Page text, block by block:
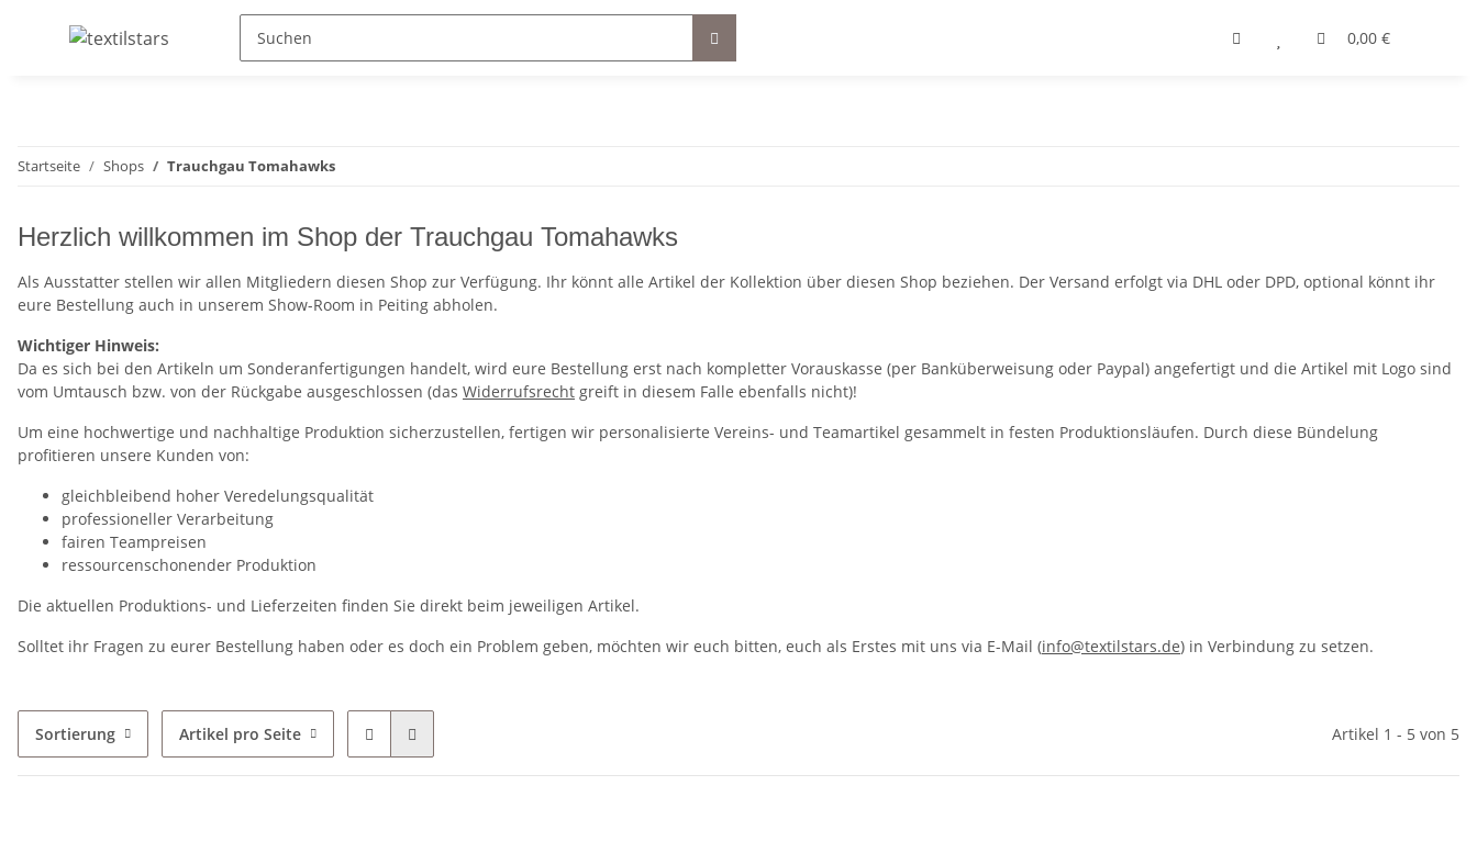
0,00 €
Startseite Shops Trauchgau Tomahawks
Herzlich willkommen im Shop der Trauchgau Tomahawks
Als Ausstatter stellen wir allen Mitgliedern diesen Shop zur Verfügung. Ihr könnt alle Artikel der Kollektion über diesen Shop beziehen. Der Versand erfolgt via DHL oder DPD, optional könnt ihr
eure Bestellung auch in unserem Show-Room in Peiting abholen.
Wichtiger Hinweis:
Da es sich bei den Artikeln um Sonderanfertigungen handelt, wird eure Bestellung erst nach kompletter Vorauskasse (per Banküberweisung oder Paypal) angefertigt und die Artikel mit Logo sind
vom Umtausch bzw. von der Rückgabe ausgeschlossen (das Widerrufsrecht greift in diesem Falle ebenfalls nicht)!
Um eine hochwertige und nachhaltige Produktion sicherzustellen, fertigen wir personalisierte Vereins- und Teamartikel gesammelt in festen Produktionsläufen. Durch diese Bündelung
profitieren unsere Kunden von:
gleichbleibend hoher Veredelungsqualität
professioneller Verarbeitung
fairen Teampreisen
ressourcenschonender Produktion
Die aktuellen Produktions- und Lieferzeiten finden Sie direkt beim jeweiligen Artikel.
Solltet ihr Fragen zu eurer Bestellung haben oder es doch ein Problem geben, möchten wir euch bitten, euch als Erstes mit uns via E-Mail (info@textilstars.de) in Verbindung zu setzen.
Sortierung Artikel pro Seite Artikel 1 - 5 von 5